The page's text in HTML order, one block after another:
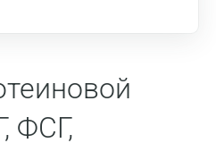
ФСГ,